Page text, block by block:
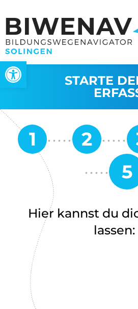
Werkzeugleiste öffnen
STARTE
Hier kannst du
lassen: